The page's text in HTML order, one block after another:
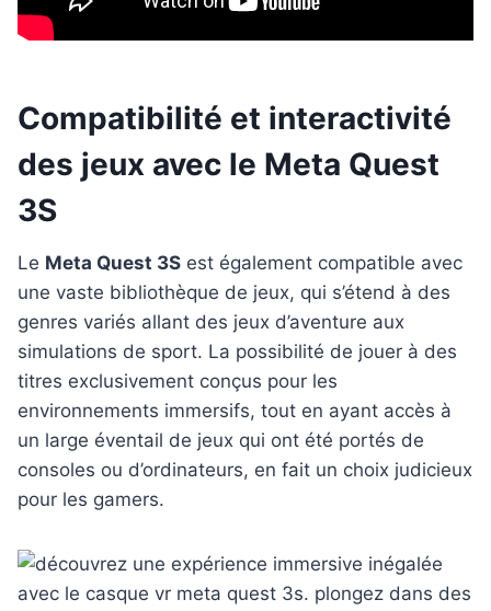
Compatibilité et interactivité
des jeux avec le Meta Quest
3S
Le Meta Quest 3S est également compatible avec
une vaste bibliothèque de jeux, qui s’étend à des
genres variés allant des jeux d’aventure aux
simulations de sport. La possibilité de jouer à des
titres exclusivement conçus pour les
environnements immersifs, tout en ayant accès à
un large éventail de jeux qui ont été portés de
consoles ou d’ordinateurs, en fait un choix judicieux
pour les gamers.